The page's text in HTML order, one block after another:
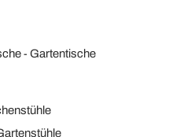
Gartentische